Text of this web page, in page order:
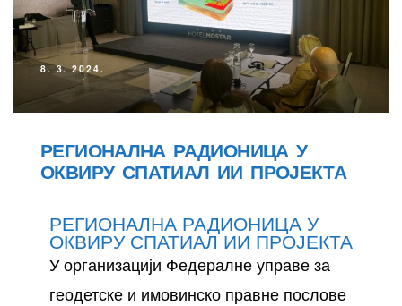
8. 3. 2024.
РЕГИОНАЛНА РАДИОНИЦА У
ОКВИРУ СПАТИАЛ ИИ ПРОЈЕКТА
РЕГИОНАЛНА РАДИОНИЦА У
ОКВИРУ СПАТИАЛ ИИ ПРОЈЕКТА
У организацији Федералне управе за
геодетске и имовинско правне послове